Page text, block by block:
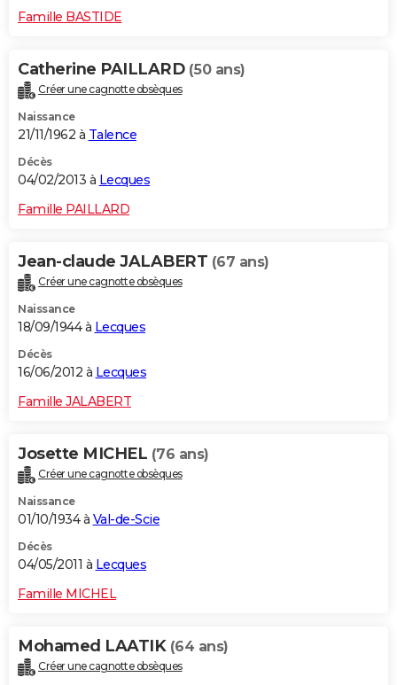
Famille BASTIDE
Catherine PAILLARD (50 ans)
Créer une cagnotte obsèques
Naissance
21/11/1962 à Talence
Décès
04/02/2013 à Lecques
Famille PAILLARD
Jean-claude JALABERT (67 ans)
Créer une cagnotte obsèques
Naissance
18/09/1944 à Lecques
Décès
16/06/2012 à Lecques
Famille JALABERT
Josette MICHEL (76 ans)
Créer une cagnotte obsèques
Naissance
01/10/1934 à Val-de-Scie
Décès
04/05/2011 à Lecques
Famille MICHEL
Mohamed LAATIK (64 ans)
Créer une cagnotte obsèques